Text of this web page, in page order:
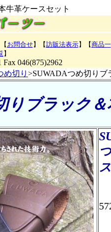
牛革ケースセット
お問合せ】【訪販法表示】 【商品一
】
Fax 046(875)2962
め切り >SUWADAつめ切りブ
りブラック